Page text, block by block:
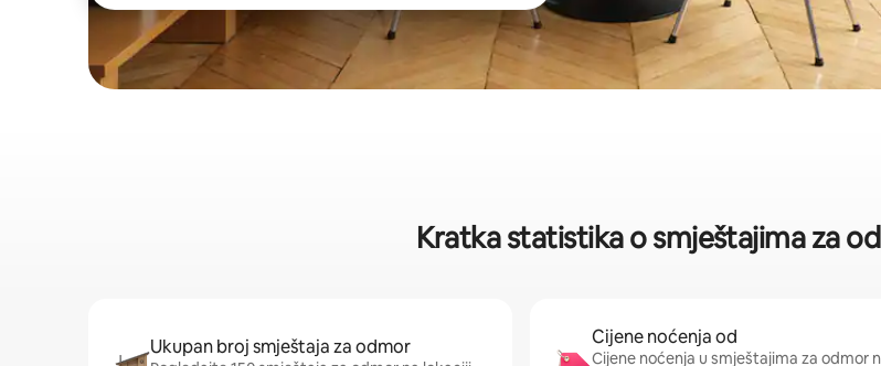
Kratka statistika o smještajima za
Ukupan broj smještaja za odmor Cijene noćenja od
Cijene noćenja u smještajima za odmor